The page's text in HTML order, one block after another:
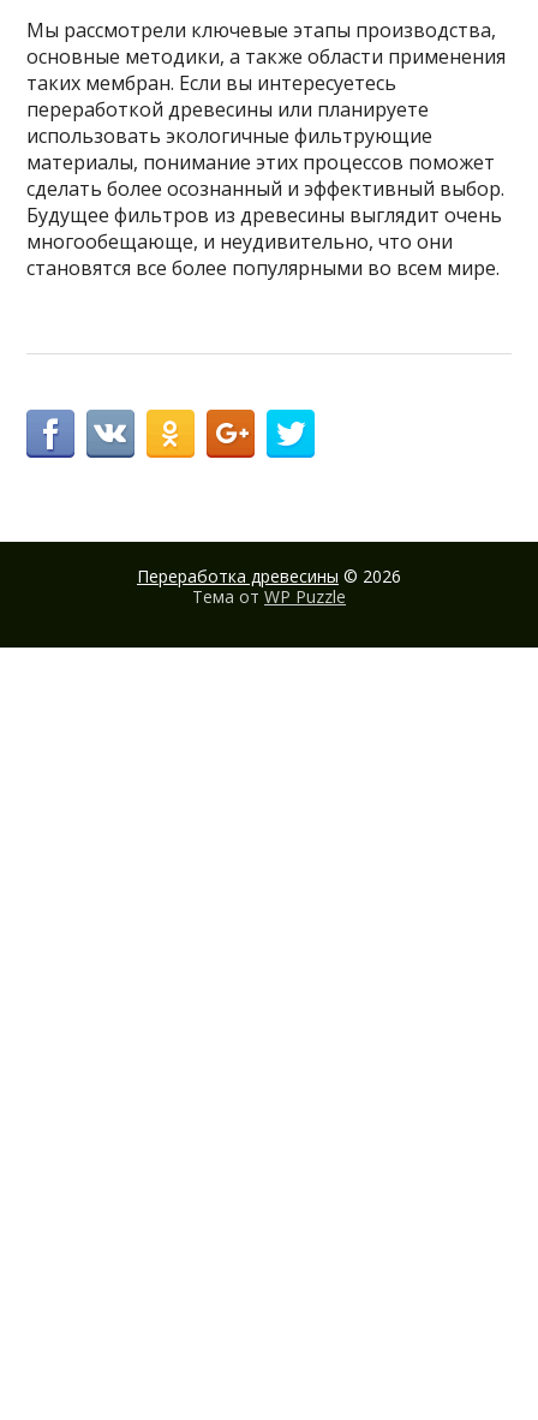
Мы рассмотрели ключевые этапы производства,
основные методики, а также области применения
таких мембран. Если вы интересуетесь
переработкой древесины или планируете
использовать экологичные фильтрующие
материалы, понимание этих процессов поможет
сделать более осознанный и эффективный выбор.
Будущее фильтров из древесины выглядит очень
многообещающе, и неудивительно, что они
становятся все более популярными во всем мире.
Переработка древесины © 2026
Тема от WP Puzzle